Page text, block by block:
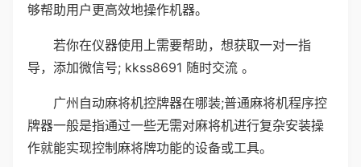
够帮助用户更高效地操作机器。
若你在仪器使用上需要帮助，想获取一对一指
导，添加微信号; kkss8691 随时交流 。
广州自动麻将机控牌器在哪装;普通麻将机程序控
牌器一般是指通过一些无需对麻将机进行复杂安装操
作就能实现控制麻将牌功能的设备或工具。